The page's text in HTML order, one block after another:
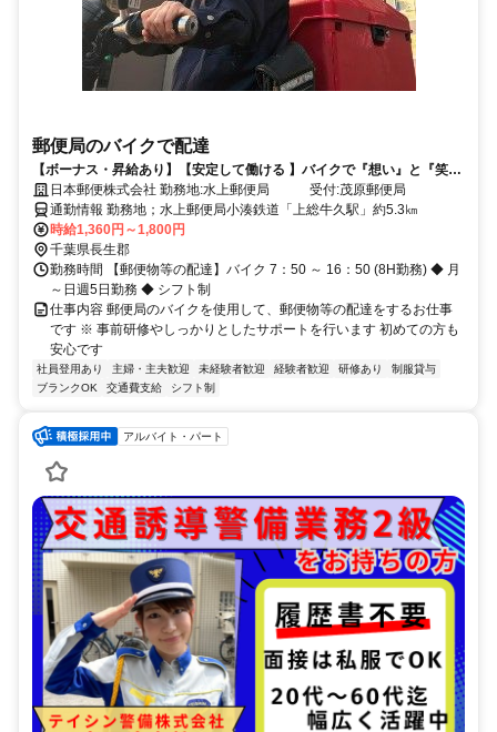
郵便局のバイクで配達
【ボーナス・昇給あり】【安定して働ける 】バイクで『想い』と『笑
顔』をつなぐお仕事してみませんか？
日本郵便株式会社 勤務地:水上郵便局 受付:茂原郵便局
通勤情報 勤務地；水上郵便局小湊鉄道「上総牛久駅」約5.3㎞
時給1,360円～1,800円
千葉県長生郡
勤務時間 【郵便物等の配達】バイク 7：50 ～ 16：50 (8H勤務) ◆ 月
～日週5日勤務 ◆ シフト制
仕事内容 郵便局のバイクを使用して、郵便物等の配達をするお仕事
です ※ 事前研修やしっかりとしたサポートを行います 初めての方も
安心です
社員登用あり 主婦・主夫歓迎 未経験者歓迎 経験者歓迎 研修あり
制服貸与
ブランクOK
交通費支給 シフト制
アルバイト・パート